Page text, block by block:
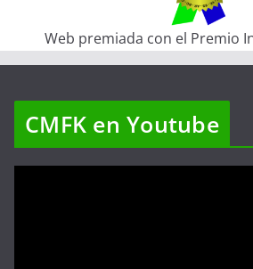
Web premiada con el Premio
CMFK en Youtube